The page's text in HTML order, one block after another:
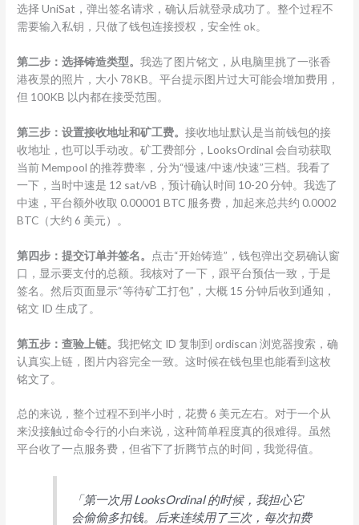
选择 UniSat，弹出签名请求，确认后就登录成功了。整个过程不
需要输入私钥，只做了钱包连接授权，安全性 ok。
第二步：选择铸造类型。我选了图片铭文，从电脑里挑了一张香
港夜景的照片，大小 78KB。平台提示图片过大可能会增加费用，
但 100KB 以内都在接受范围。
第三步：设置接收地址和矿工费。接收地址默认是当前钱包的接
收地址，也可以手动改。矿工费部分，LooksOrdinal 会自动获取
当前 Mempool 的推荐费率，分为“慢速/中速/快速”三档。我看了
一下，当时中速是 12 sat/vB，预计确认时间 10-20 分钟。我选了
中速，平台额外收取 0.00001 BTC 服务费，加起来总共约 0.0002
BTC（大约 6 美元）。
第四步：提交订单并签名。
点击“开始铸造”，钱包弹出交易确认窗
口，显示要支付的总额。我核对了一下，跟平台预估一致，于是
签名。然后页面显示“等待矿工打包”，大概 15 分钟后收到通知，
铭文 ID 生成了。
第五步：查验上链。我把铭文 ID 复制到 ordiscan 浏览器搜索，确
认真实上链，图片内容完全一致。这时候在钱包里也能看到这枚
铭文了。
总的来说，整个过程不到半小时，花费 6 美元左右。对于一个从
来没接触过命令行的小白来说，这种简单程度真的很难得。虽然
平台收了一点服务费，但省下了折腾节点的时间，我觉得值。
「第一次用 LooksOrdinal 的时候，我担心它
会偷偷多扣钱。后来连续用了三次，每次扣费